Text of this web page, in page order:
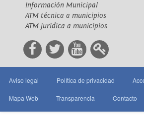
Información Municipal
ATM técnica a municipios
ATM jurídica a municipios
Aviso legal Política de privacidad
Mapa Web Transparencia Contacto